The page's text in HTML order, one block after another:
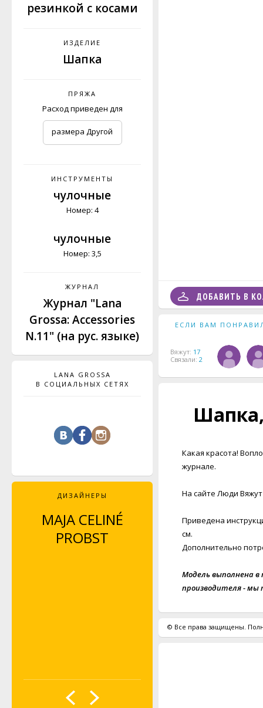
резинкой с косами
ИЗДЕЛИЕ
Шапка
ПРЯЖА
Расход приведен для
размера Другой
ИНСТРУМЕНТЫ
чулочные
Номер: 4
чулочные
Номер: 3,5
ЖУРНАЛ
Журнал "Lаna
Grossa: Accessories
N.11" (на рус. языке)
LANA GROSSA
В СОЦИАЛЬНЫХ СЕТЯХ
ДИЗАЙНЕРЫ
MAJA CELINÉ
PROBST
LEYLA PIEDAYESH
ДОБАВИТЬ В
ЕСЛИ ВАМ
Вяжут: 17
Связали: 2
Какая красота!
журнале.
На сайте Люди Вяжут
Приведена
см.
Дополнительно
Модель выполнена в
производителя - мы
© Все права защищены.